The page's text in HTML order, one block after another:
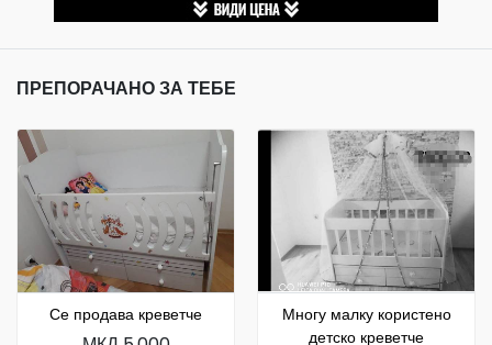
ПРЕПОРАЧАНО ЗА ТЕБЕ
Се продава креветче
Многу малку користено
детско креветче